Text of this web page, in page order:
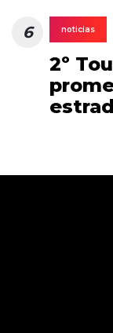
6 noticias
2º